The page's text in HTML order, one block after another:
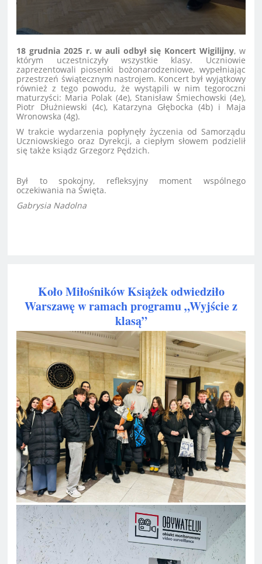
18 grudnia 2025 r. w auli odbył się Koncert Wigilijny, w
którym uczestniczyły wszystkie klasy. Uczniowie
zaprezentowali piosenki bożonarodzeniowe, wypełniając
przestrzeń świątecznym nastrojem. Koncert był wyjątkowy
również z tego powodu, że wystąpili w nim tegoroczni
maturzyści: Maria Polak (4e), Stanisław Śmiechowski (4e),
Piotr Dłużniewski (4c), Katarzyna Głębocka (4b) i Maja
Wronowska (4g).
W trakcie wydarzenia popłynęły życzenia od Samorządu
Uczniowskiego oraz Dyrekcji, a ciepłym słowem podzielił
się także ksiądz Grzegorz Pędzich.
Był to spokojny, refleksyjny moment wspólnego
oczekiwania na Święta.
Gabrysia Nadolna
Koło Miłośników Książek odwiedziło
Warszawę w ramach programu „Wyjście z
klasą”